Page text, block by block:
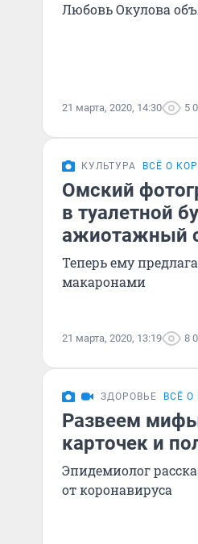
Любовь Окулова
21 марта, 2020, 14:30 5
КУЛЬТУРА ВСЁ О
Омский
в туалетной
ажиотажный
Теперь ему
макаронами
21 марта, 2020, 13:19 8
ЗДОРОВЬЕ ВСЁ
Развеем
карточек и
Эпидемиолог
от коронавируса